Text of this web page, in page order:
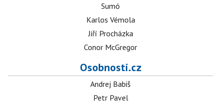
Sumó
Karlos Vémola
Jiří Procházka
Conor McGregor
Osobnosti.cz
Andrej Babiš
Petr Pavel